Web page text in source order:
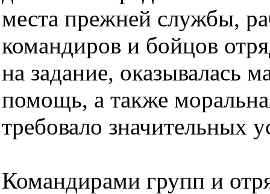
места прежней службы,
командиров и бойцов
на задание, оказывалась
помощь, а также
требовало значительных
Командирами групп и